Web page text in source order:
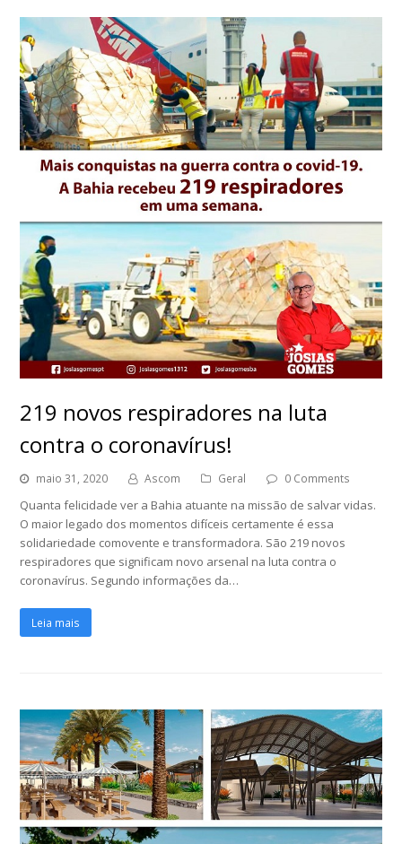
219 novos respiradores na luta
contra o coronavírus!
maio 31, 2020 Ascom Geral 0 Comments
Quanta felicidade ver a Bahia atuante na missão de salvar vidas.
O maior legado dos momentos difíceis certamente é essa
solidariedade comovente e transformadora. São 219 novos
respiradores que significam novo arsenal na luta contra o
coronavírus. Segundo informações da…
Leia mais